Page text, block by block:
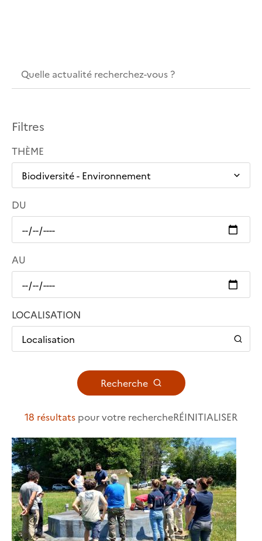
Filtres
THÈME
DU
AU
LOCALISATION
Localisation
Recherche
18 résultats pour votre rechercheRÉINITIALISER